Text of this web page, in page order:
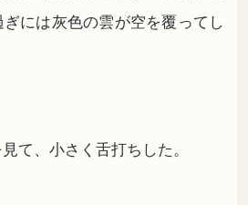
には灰色の雲が空を覆ってし
て、小さく舌打ちした。